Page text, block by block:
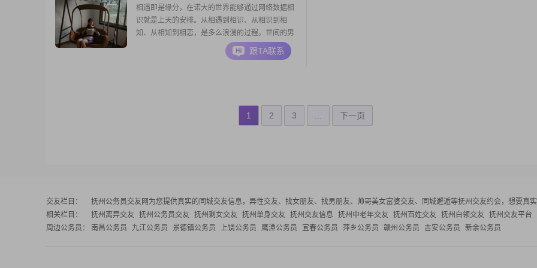
相遇即是缘分，在诺大的世界能够通过网络数据相
识就是上天的安排。从相遇到相识、从相识到相
知、从相知到相恋，是多么浪漫的过程。世间的男
男女女就这样在一起。希望找到有男子汉气概，聪
明、有时局观的男孩子，以一辈子的坚守和陪伴作
跟TA联系
1 2 3 下一页
交友栏目： 抚州公务员交友网 为您提供真实的同城交友信息，异性交友、找女朋友、找男朋友、帅哥美女富婆交友、同城邂逅等抚州交友约会，想要真
相关栏目：
抚州离异交友 抚州公务员交友 抚州剩女交友 抚州单身交友 抚州交友信息 抚州中老年交友 抚州百姓交友 抚州白领交友
抚州交友平台
周边公务员：
南昌公务员 九江公务员 景德镇公务员 上饶公务员 鹰潭公务员 宜春公务员 萍乡公务员 赣州公务员 吉安公务员 新余公务员